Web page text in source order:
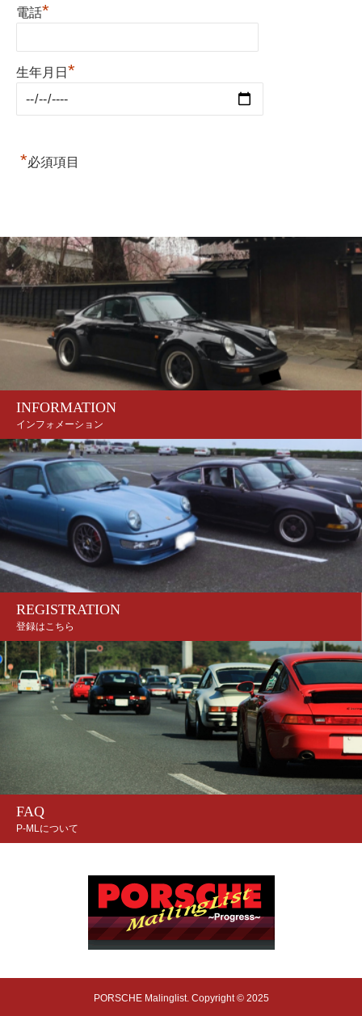
電話*
生年月日 *
*必須項目
INFORMATION
インフォメーション
REGISTRATION
登録はこちら
FAQ
P-MLについて
PORSCHE Malinglist. Copyright © 2025